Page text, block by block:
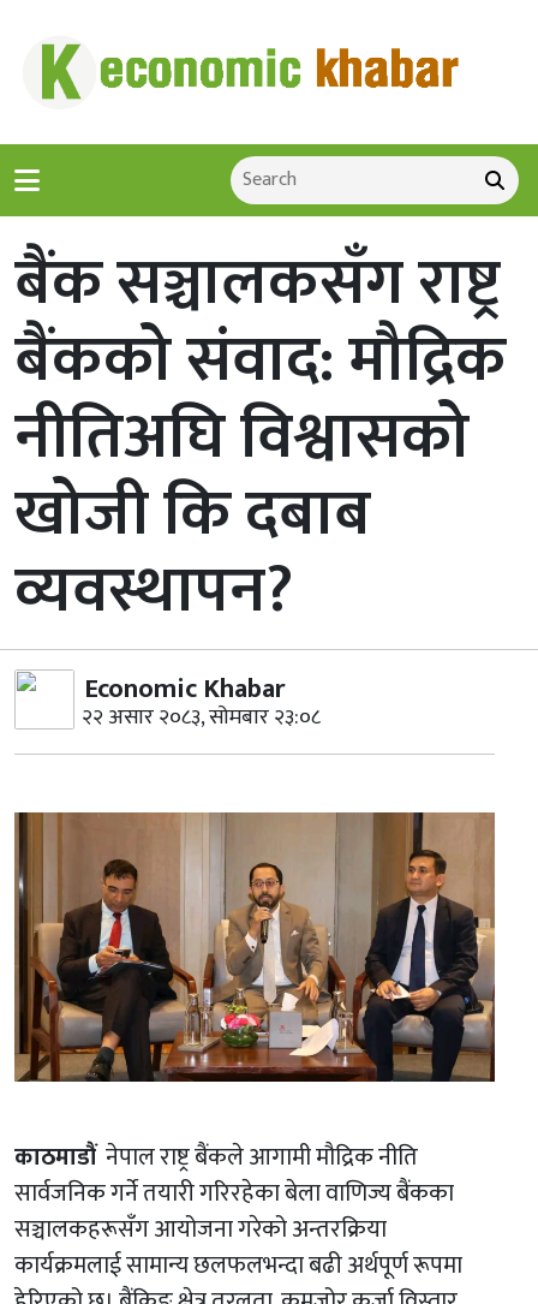
बैंक सञ्चालकसँग राष्ट्र
बैंकको संवाद: मौद्रिक
नीतिअघि विश्वासको
खोजी कि दबाब
व्यवस्थापन?
Economic Khabar
२२ असार २०८३, सोमबार २३:०८
काठमाडौंनेपाल राष्ट्र बैंकले आगामी मौद्रिक नीति
सार्वजनिक गर्ने तयारी गरिरहेका बेला वाणिज्य बैंकका
सञ्चालकहरूसँग आयोजना गरेको अन्तरक्रिया
कार्यक्रमलाई सामान्य छलफलभन्दा बढी अर्थपूर्ण रूपमा